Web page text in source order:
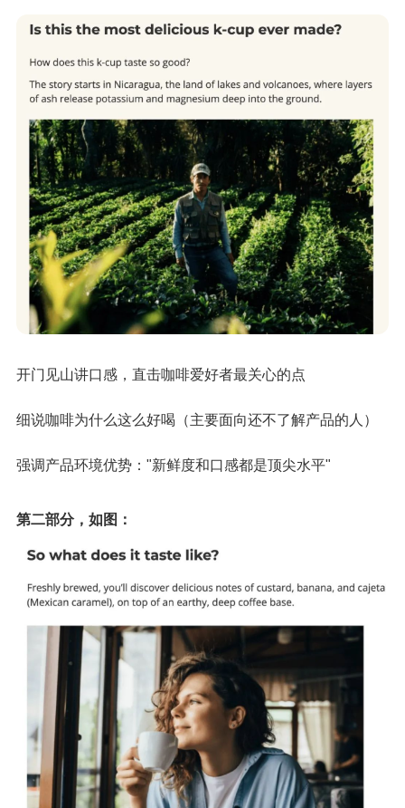
开门见山讲口感，直击咖啡爱好者最关心的点
细说咖啡为什么这么好喝（主要面向还不了解产品的人）
强调产品环境优势："新鲜度和口感都是顶尖水平"
第二部分，如图：